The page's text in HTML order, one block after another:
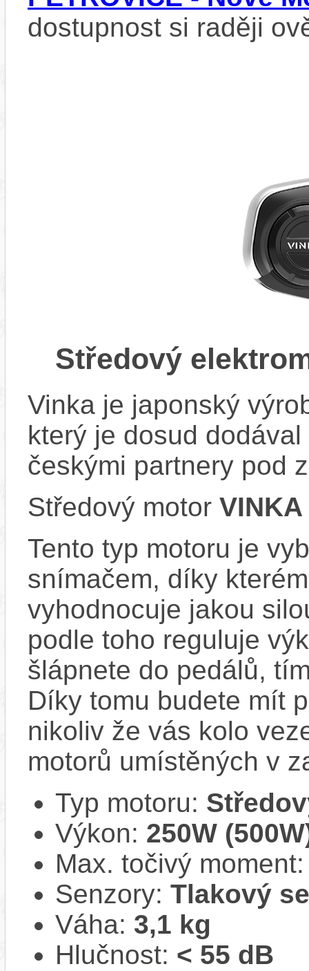
dostupnost si raději
Středový
Vinka je japonský
který je dosud
českými partnery pod
Středový motor
Tento typ motoru je
snímačem, díky
vyhodnocuje jakou
podle toho reguluje
šlápnete do pedálů,
Díky tomu budete mít
nikoliv že vás kolo
motorů umístěných v
Typ motoru:
Výkon: 250W
Max. točivý
Senzory: Tlakový
Váha: 3,1 kg
Hlučnost: < 55 dB